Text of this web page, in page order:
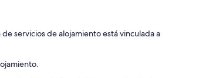
servicios de alojamiento está vinculada a